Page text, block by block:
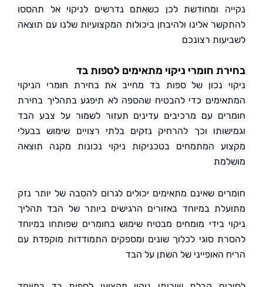
ומחודשת לכן כשאתם נדרשים לניקוי אל תהססו
אלינו ולהיבחן ביכולות המקצועיות שלנו עם תוצאה
רצונכם
חומרי ניקוי מתאימים לספות בד
נכון של ספות בד מחייב את בחירת חומרי הניקוי
כדי להבטיח שהספה לא תיפגע בתהליך בחירת
עם מרכיבים עדינים תעזור לשמור על צבע הבד
וכך להרחיק נזקים בלתי רצויים שימוש בבעלי
המתמחים בטכניקות ניקוי נכונות מקנה תוצאה
שאינם מתאימים יכולים לגרום להסבה של יותר נזק
במיוחד באזורים הרגישים ביותר של הבד תהליך
בידי מומחים מבטיח שימוש בחומרים שפותחו במיוחד
סוגי לכלוך שונים ומספקים התמודדות מוקפדת עם
האופייני של השתן על הבד